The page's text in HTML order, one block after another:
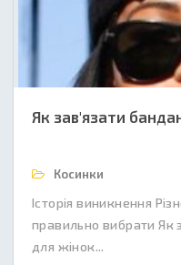
Як зав'язати
Косинки
Історія виникнення
правильно вибрати Як
для жінок...